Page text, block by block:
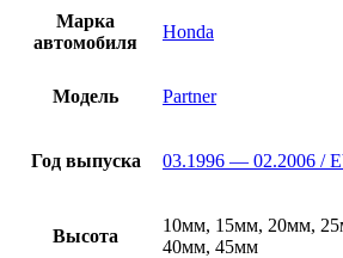
–
Марка
автомобиля
Honda
Модель Partner
Год выпуска 03.1996 — 02.2006 /
Высота
10мм, 15мм, 20мм,
40мм, 45мм